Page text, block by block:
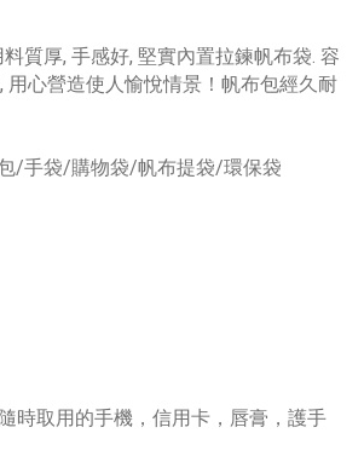
質厚, 手感好, 堅實內置拉鍊帆布袋. 容
用心營造使人愉悅情景！帆布包經久耐
/手袋/購物袋/帆布提袋/環保袋
時取用的手機，信用卡，唇膏，護手